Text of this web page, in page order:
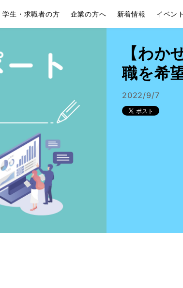
学生・求職者の方 企業の方へ 新着情報 イベン
【わか
職を希
2022/9/7